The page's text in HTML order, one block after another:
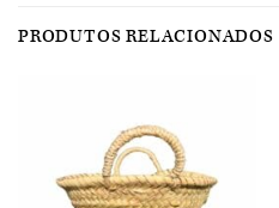
PRODUTOS RELACIONADOS